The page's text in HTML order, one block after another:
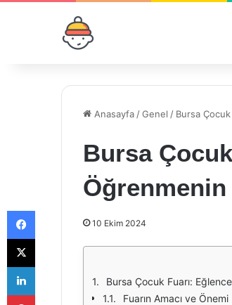
Anasayfa /Genel / Bursa
Bursa
Öğrenmenin
10 Ekim 2024
Bursa Çocuk Fuarı:
Fuarın Amacı ve Önemi
Facebook
X
LinkedIn
Pinterest